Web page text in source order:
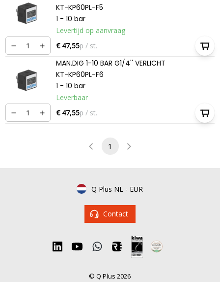
KT-KP60PL-F5
1 - 10 bar
Levertijd op aanvraag
€ 47,55p / st.
MAN.DIG 1-10 BAR G1/4'' VERLICHT
KT-KP60PL-F6
1 - 10 bar
Leverbaar
€ 47,55p / st.
1
Q Plus NL - EUR
Contact
© Q Plus 2026